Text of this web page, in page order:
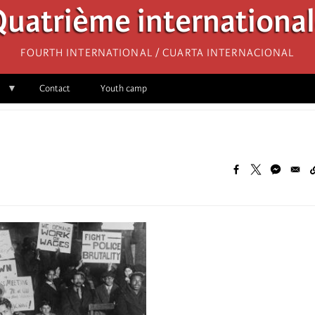
Fourth International / Cuarta Internacional
Contact Youth camp